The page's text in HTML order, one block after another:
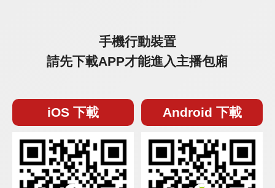
手機行動裝置
請先下載APP才能進入主播包廂
iOS 下載 Android 下載